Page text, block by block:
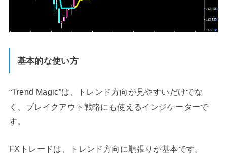
基本的な使い方
“Trend Magic”は、トレンド方向が見やすいだけでな
く、ブレイクアウト戦略にも使えるインジケーターで
す。
FXトレードは、トレンド方向に順張りが基本です。